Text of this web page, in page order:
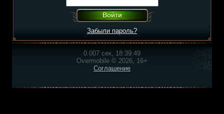
Забыли пароль?
0.007 сек, 18:39:49
Overmobile © 2026, 16+
Соглашение